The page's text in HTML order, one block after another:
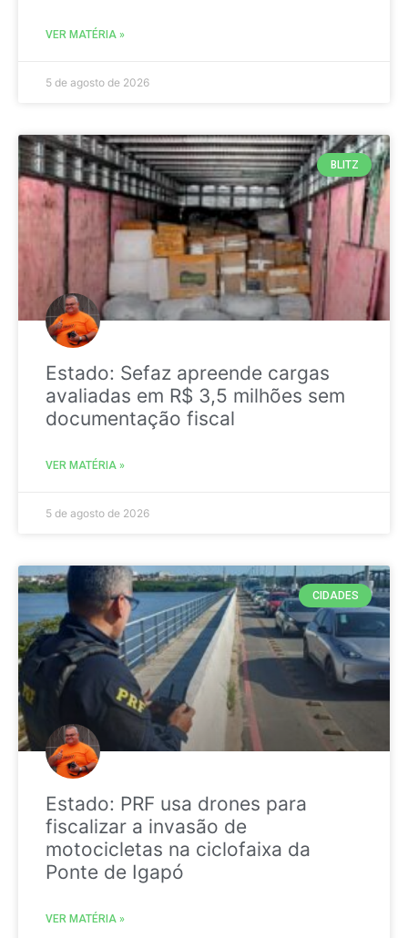
VER MATÉRIA »
5 de agosto de 2026
BLITZ
Estado: Sefaz apreende cargas
avaliadas em R$ 3,5 milhões sem
documentação fiscal
VER MATÉRIA »
5 de agosto de 2026
CIDADES
Estado: PRF usa drones para
fiscalizar a invasão de
motocicletas na ciclofaixa da
Ponte de Igapó
VER MATÉRIA »